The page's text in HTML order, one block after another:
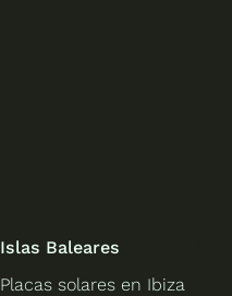
Islas Baleares
Placas solares en Ibiza